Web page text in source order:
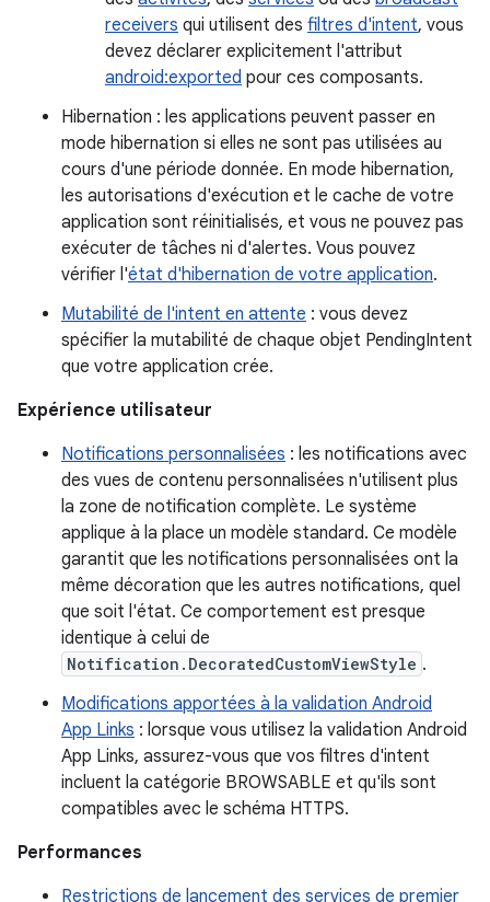
receivers qui utilisent des filtres d'intent, vous
devez déclarer explicitement l'attribut
android:exported pour ces composants.
Hibernation : les applications peuvent passer en
mode hibernation si elles ne sont pas utilisées au
cours d'une période donnée. En mode hibernation,
les autorisations d'exécution et le cache de votre
application sont réinitialisés, et vous ne pouvez pas
exécuter de tâches ni d'alertes. Vous pouvez
vérifier l'état d'hibernation de votre application.
Mutabilité de l'intent en attente : vous devez
spécifier la mutabilité de chaque objet PendingIntent
que votre application crée.
Expérience utilisateur
Notifications personnalisées : les notifications avec
des vues de contenu personnalisées n'utilisent plus
la zone de notification complète. Le système
applique à la place un modèle standard. Ce modèle
garantit que les notifications personnalisées ont la
même décoration que les autres notifications, quel
que soit l'état. Ce comportement est presque
identique à celui de
Notification.DecoratedCustomViewStyle .
Modifications apportées à la validation Android
App Links : lorsque vous utilisez la validation Android
App Links, assurez-vous que vos filtres d'intent
incluent la catégorie BROWSABLE et qu'ils sont
compatibles avec le schéma HTTPS.
Performances
Restrictions de lancement des services de premier